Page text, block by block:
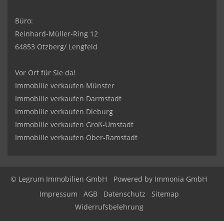
Büro:
Reinhard-Müller-Ring 12
64853 Otzberg/ Lengfeld
Vor Ort für Sie da!
Immobilie verkaufen Münster
Immobilie verkaufen Darmstadt
Immobilie verkaufen Dieburg
Immobilie verkaufen Groß-Umstadt
Immobilie verkaufen Ober-Ramstadt
© Legrum Immobilien GmbH Powered by Immonia GmbH
Impressum
AGB Datenschutz
Sitemap
Widerrufsbelehrung